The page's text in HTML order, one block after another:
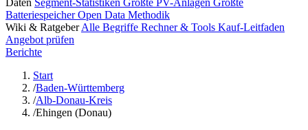
BatteriespeicherOpen Data Methodik
Wiki & Ratgeber Alle Begriffe Rechner & Tools Kauf-Leitfaden
Angebot prüfen
Berichte
Start
/Baden-Württemberg
/Alb-Donau-Kreis
/Ehingen (Donau)